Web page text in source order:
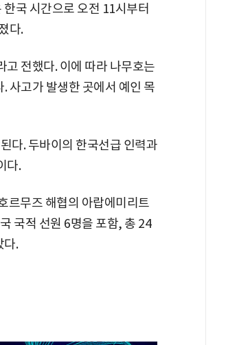
국 시간으로 오전 11시부터
다.
전했다. 이에 따라 나무호는
사고가 발생한 곳에서 예인 목
다. 두바이의 한국선급 인력과
다.
르무즈 해협의 아랍에미리트
국적 선원 6명을 포함, 총 24
다.